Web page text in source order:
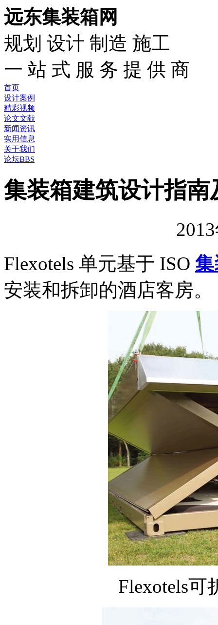
远东集装箱网
规划 设计 制造 施工
一 站 式 服 务 提 供 商
首页
设计案例
精彩视频
论文文献
新闻资讯
实用信息
关于我们
论坛BBS
集装箱建筑设计指南
Flexotels 单元基于 ISO
安装和拆卸的酒店客房。
Flexotels可